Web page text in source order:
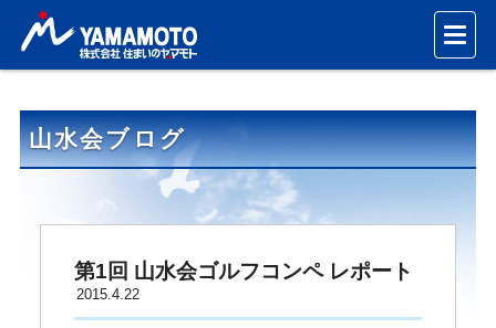
山水会ブログ
第1回 山水会ゴルフコンペ レポート
2015.4.22